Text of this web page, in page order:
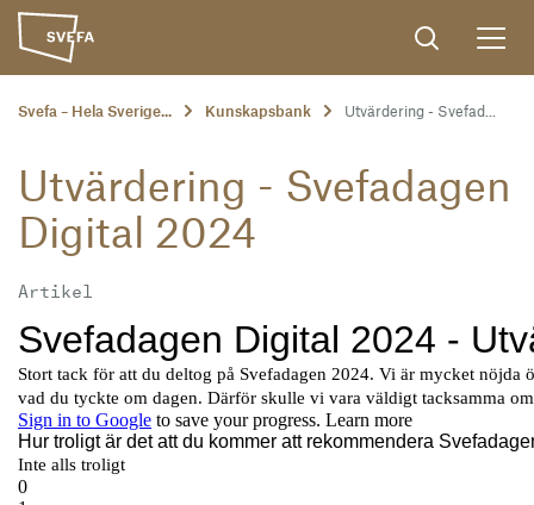
Svefa – Hela Sverige... Kunskapsbank Utvärdering - Svefad...
Utvärdering - Svefadagen
Digital 2024
Artikel